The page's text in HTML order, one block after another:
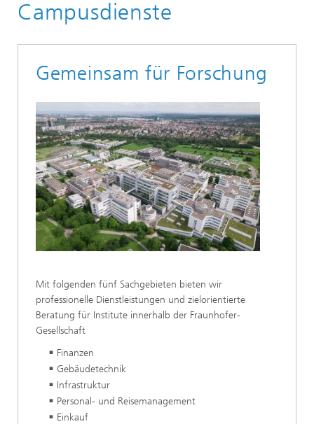
Die Stuttgarter Institute
Campusdienste
Gemeinsam für Forschung
Mit folgenden fünf Sachgebieten bieten wir
professionelle Dienstleistungen und zielorientierte
Beratung für Institute innerhalb der Fraunhofer-
Gesellschaft
Finanzen
Gebäudetechnik
Infrastruktur
Personal- und Reisemanagement
Einkauf